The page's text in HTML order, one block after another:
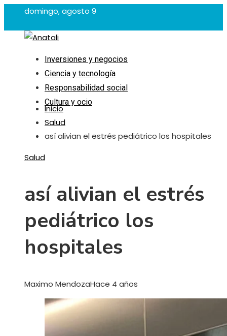
domingo, agosto 9
Inversiones y negocios
Ciencia y tecnología
Responsabilidad social
Cultura y ocio
Inicio
Salud
así alivian el estrés pediátrico los hospitales
Salud
así alivian el estrés
pediátrico los
hospitales
Maximo MendozaHace 4 años